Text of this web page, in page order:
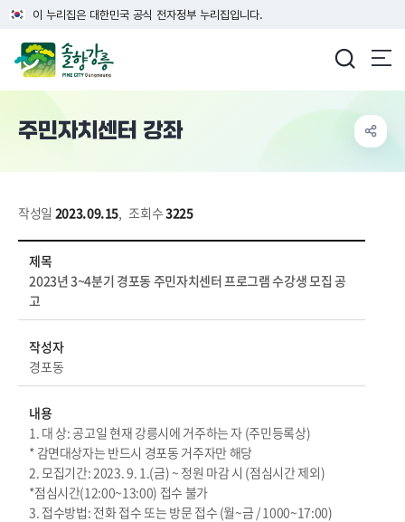
이 누리집은 대한민국 공식 전자정부 누리집입니다.
주민자치센터 강좌
작성일 2023.09.15, 조회수3225
제목
2023년 3~4분기 경포동 주민자치센터 프로그램 수강생 모집 공
고
작성자
경포동
내용
1. 대 상: 공고일 현재 강릉시에 거주하는 자 (주민등록상)
* 감면대상자는 반드시 경포동 거주자만 해당
2. 모집기간: 2023. 9. 1.(금) ~ 정원 마감 시 (점심시간 제외)
*점심시간(12:00~13:00) 접수 불가
3. 접수방법: 전화 접수 또는 방문 접수 (월~금 / 1000~17:00)